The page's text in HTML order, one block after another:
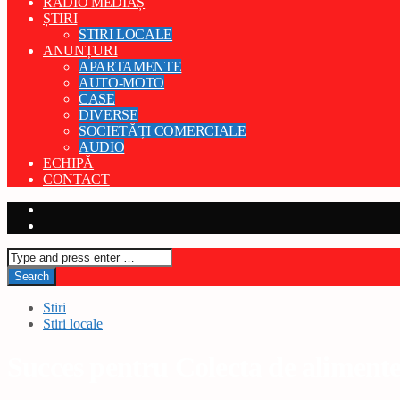
ȘTIRI
STIRI LOCALE
ANUNȚURI
APARTAMENTE
AUTO-MOTO
CASE
DIVERSE
SOCIETĂȚI COMERCIALE
AUDIO
ECHIPĂ
CONTACT
Stiri
Stiri locale